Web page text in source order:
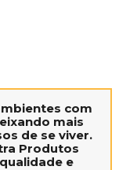
com
mais
de se viver.
Produtos
e